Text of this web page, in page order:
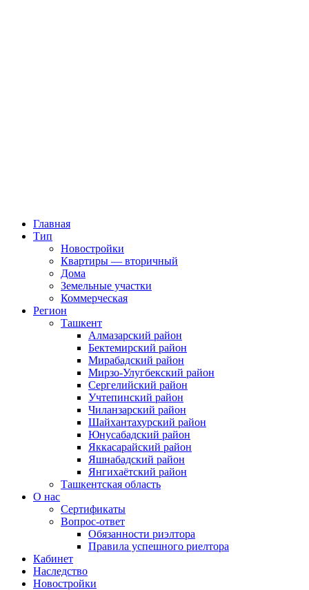
Главная
Тип
Новостройки
Квартиры — вторичный
Дома
Земельные участки
Коммерческая
Регион
Ташкент
Алмазарский район
Бектемирский район
Мирабадский район
Мирзо-Улугбекский район
Сергелийский район
Учтепинский район
Чиланзарский район
Шайхантахурский район
Юнусабадский район
Яккасарайский район
Яшнабадский район
Янгихаётский район
Ташкентская область
О нас
Сертификаты
Вопрос-ответ
Обязанности риэлтора
Правила успешного риелтора
Кабинет
Наследство
Новостройки